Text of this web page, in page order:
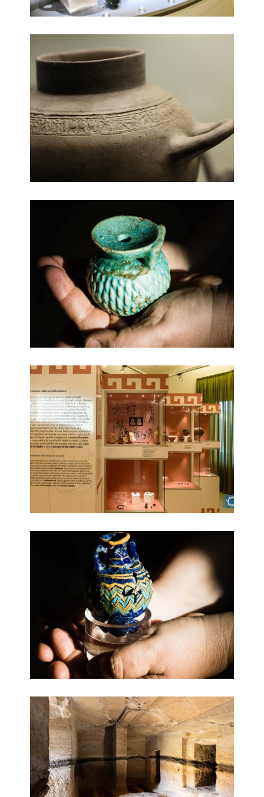
Gli allestimenti che guidano il visitatore
Uno dei reperti più preziosi
La necropoli